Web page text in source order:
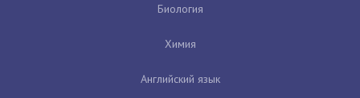
Биология
Химия
Английский язык